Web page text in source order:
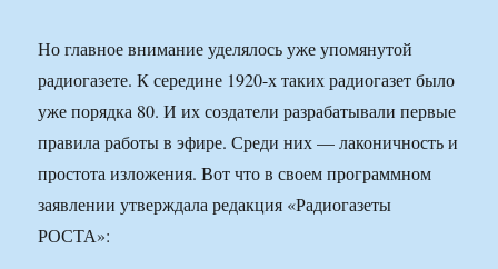
Но главное внимание уделялось уже упомянутой
радиогазете. К середине 1920-х таких радиогазет было
уже порядка 80. И их создатели разрабатывали первые
правила работы в эфире. Среди них — лаконичность и
простота изложения. Вот что в своем программном
заявлении утверждала редакция «Радиогазеты
РОСТА»: